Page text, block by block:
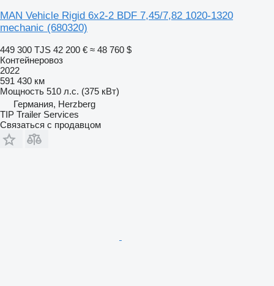
MAN Vehicle Rigid 6x2-2 BDF 7,45/7,82 1020-1320
mechanic (680320)
449 300 TJS 42 200 € ≈ 48 760 $
Контейнеровоз
2022
591 430 км
Мощность 510 л.с. (375 кВт)
Германия, Herzberg
TIP Trailer Services
Связаться с продавцом